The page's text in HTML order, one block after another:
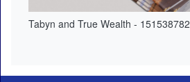
Tabyn and True Wealth - 151538782